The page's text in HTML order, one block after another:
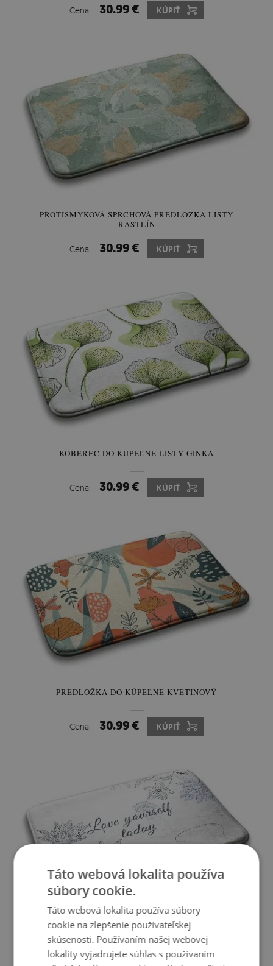
Cena: 30.99 € KÚPIŤ
PROTIŠMYKOVÁ SPRCHOVÁ PREDLOŽKA LISTY
RASTLÍN
Cena: 30.99 € KÚPIŤ
KOBEREC DO KÚPEĽNE LISTY GINKA
Cena: 30.99 € KÚPIŤ
PREDLOŽKA DO KÚPEĽNE KVETINOVÝ
Cena: 30.99 € KÚPIŤ
PROTIŠMYKOVÁ SPRCHOVÁ PREDLOŽKA KVETY
MINIMALISTICKÉ
Táto webová lokalita používa
súbory cookie.
Táto webová lokalita používa súbory
cookie na zlepšenie používateľskej
skúsenosti. Používaním našej webovej
lokality vyjadrujete súhlas s používaním